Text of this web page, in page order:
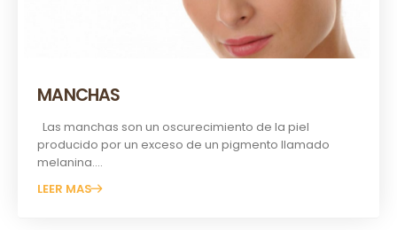
MANCHAS
Las manchas son un oscurecimiento de la piel
producido por un exceso de un pigmento llamado
melanina....
LEER MAS